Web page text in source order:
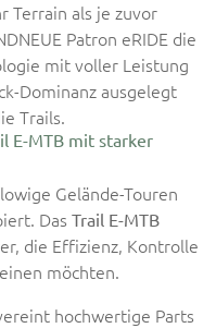
Terrain als je zuvor
Patron eRIDE die
mit voller Leistung
Dominanz ausgelegt
Trails.
E-MTB mit starker
Gelände-Touren
Das Trail E-MTB
die Effizienz, Kontrolle
möchten.
hochwertige Parts